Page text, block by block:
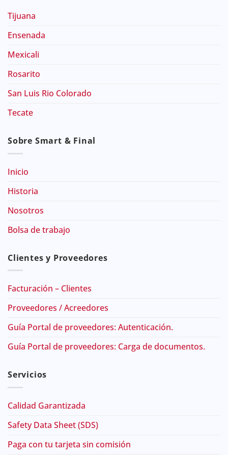
Tijuana
Ensenada
Mexicali
Rosarito
San Luis Rio Colorado
Tecate
Sobre Smart & Final
Inicio
Historia
Nosotros
Bolsa de trabajo
Clientes y Proveedores
Facturación – Clientes
Proveedores / Acreedores
Guía Portal de proveedores: Autenticación.
Guía Portal de proveedores: Carga de documentos.
Servicios
Calidad Garantizada
Safety Data Sheet (SDS)
Paga con tu tarjeta sin comisión